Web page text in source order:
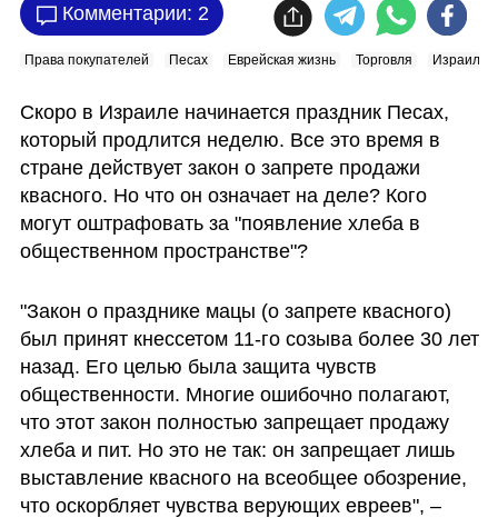
Комментарии: 2
Права покупателей Песах Еврейская жизнь Торговля Израиль
Скоро в Израиле начинается праздник Песах,
который продлится неделю. Все это время в
стране действует закон о запрете продажи
квасного. Но что он означает на деле? Кого
могут оштрафовать за "появление хлеба в
общественном пространстве"?
"Закон о празднике мацы (о запрете квасного)
был принят кнессетом 11-го созыва более 30 лет
назад. Его целью была защита чувств
общественности. Многие ошибочно полагают,
что этот закон полностью запрещает продажу
хлеба и пит. Но это не так: он запрещает лишь
выставление квасного на всеобщее обозрение,
что оскорбляет чувства верующих евреев", –